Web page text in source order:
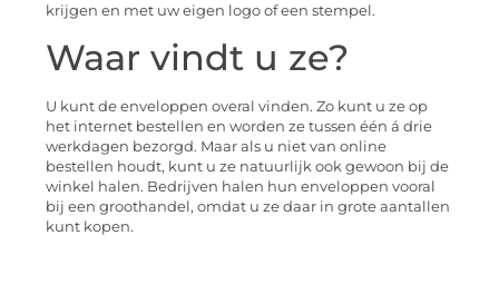
krijgen en met uw eigen logo of een stempel.
Waar vindt u ze?
U kunt de enveloppen overal vinden. Zo kunt u ze op
het internet bestellen en worden ze tussen één á drie
werkdagen bezorgd. Maar als u niet van online
bestellen houdt, kunt u ze natuurlijk ook gewoon bij de
winkel halen. Bedrijven halen hun enveloppen vooral
bij een groothandel, omdat u ze daar in grote aantallen
kunt kopen.